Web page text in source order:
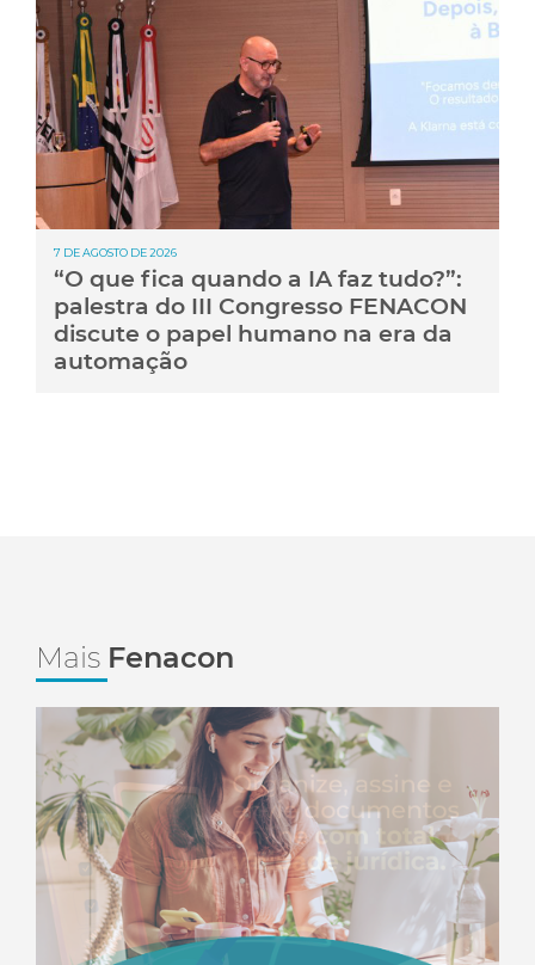
7 DE AGOSTO DE 2026
“O que fica quando a IA faz tudo?”:
palestra do III Congresso FENACON
discute o papel humano na era da
automação
Mais Fenacon